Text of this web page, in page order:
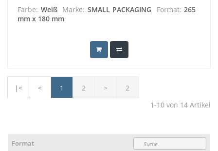
Farbe: Weiß Marke: SMALL PACKAGING Format: 265
mm x 180 mm
|< < 1 2 >
2
1-10 von 14 Artikel
Format